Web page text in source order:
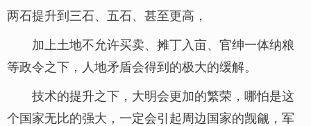
两石提升到三石、五石、甚至更高，
加上土地不允许买卖、摊丁入亩、官绅一体纳粮
等政令之下，人地矛盾会得到的极大的缓解。
技术的提升之下，大明会更加的繁荣，哪怕是这
个国家无比的强大，一定会引起周边国家的觊觎，军